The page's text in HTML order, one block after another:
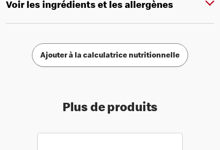
Voir les ingrédients et les allergènes
Ajouter à la calculatrice nutritionnelle
Plus de produits